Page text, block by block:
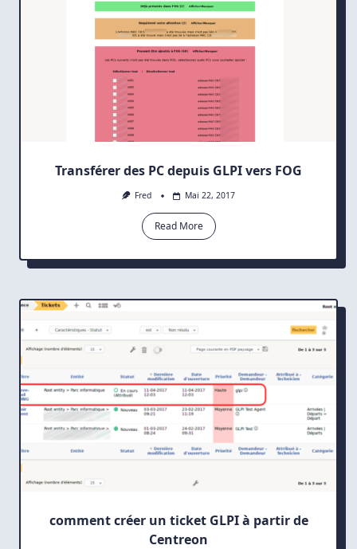
Transférer des PC depuis GLPI vers FOG
Fred Mai 22, 2017
Read More
comment créer un ticket GLPI à partir de
Centreon